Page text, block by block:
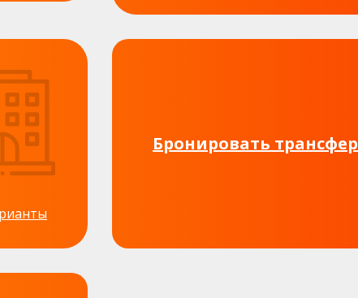
Бронировать трансфер